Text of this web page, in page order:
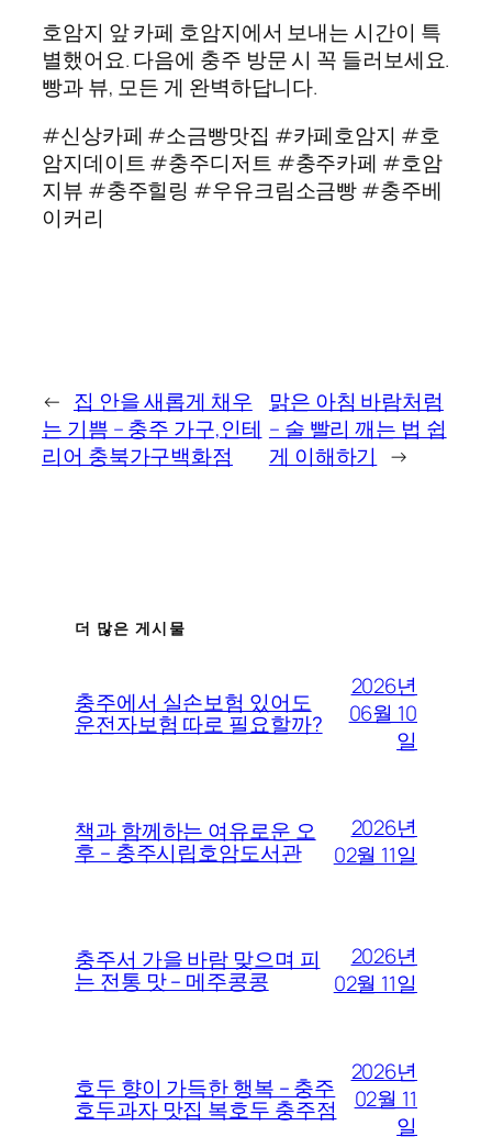
호암지 앞 카페 호암지에서 보내는 시간이 특
별했어요. 다음에 충주 방문 시 꼭 들러보세요.
빵과 뷰, 모든 게 완벽하답니다.
#신상카페 #소금빵맛집 #카페호암지 #호
암지데이트 #충주디저트 #충주카페 #호암
지뷰 #충주힐링 #우유크림소금빵 #충주베
이커리
← 집 안을 새롭게 채우
는 기쁨 – 충주 가구,인테
리어 충북가구백화점
맑은 아침 바람처럼
– 술 빨리 깨는 법 쉽
게 이해하기
→
더 많은 게시물
충주에서 실손보험 있어도
운전자보험 따로 필요할까?
2026년
06월 10
일
책과 함께하는 여유로운 오
후 – 충주시립호암도서관
2026년
02월 11일
충주서 가을 바람 맞으며 피
는 전통 맛 – 메주콩콩
2026년
02월 11일
호두 향이 가득한 행복 – 충주
호두과자 맛집 복호두 충주점
2026년
02월 11
일